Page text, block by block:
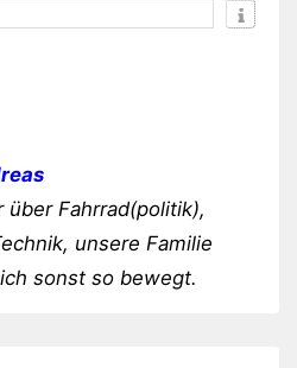
über Fahrrad(politik),
unsere Familie
sonst so bewegt.